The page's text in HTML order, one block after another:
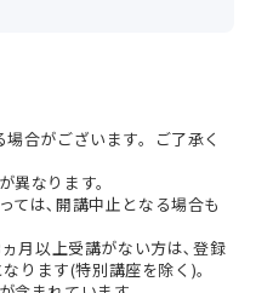
合がございます。ご了承く
異なります。
ては､開講中止となる場合も
月以上受講がない方は､登録
ります(特別講座を除く)。